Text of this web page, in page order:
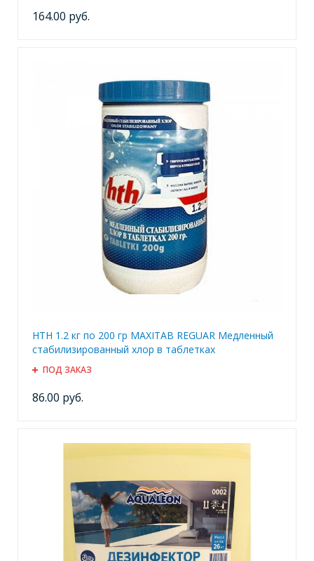
164.00 руб.
HTH 1.2 кг по 200 гр MAXITAB REGUAR Медленный
стабилизированный хлор в таблетках
ПОД ЗАКАЗ
86.00 руб.